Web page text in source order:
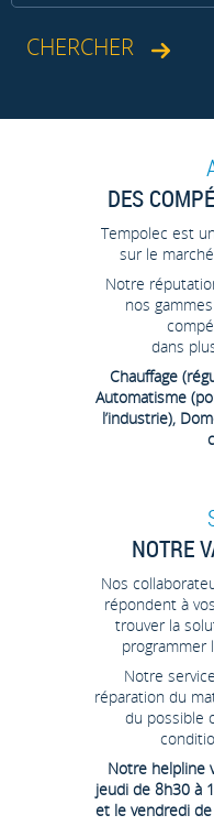
DES
Tempolec est
sur le
Notre
nos
dans
Chauffage
Automatisme
l’industrie),
NOTRE
Nos
répondent à
trouver la
programmer
Notre
réparation du
du possible
Notre helpline
jeudi de 8h30 à
et le vendredi